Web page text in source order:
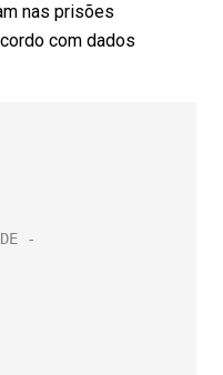
nas prisões
com dados